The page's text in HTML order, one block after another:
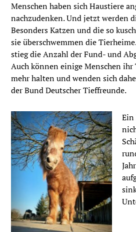
Menschen haben sich Haustiere
nachzudenken. Und jetzt werden
Besonders Katzen und die so
sie überschwemmen die
stieg die Anzahl der Fund- und
Auch können einige Menschen
mehr halten und wenden sich
der Bund Deutscher Tieffreunde.
Ein